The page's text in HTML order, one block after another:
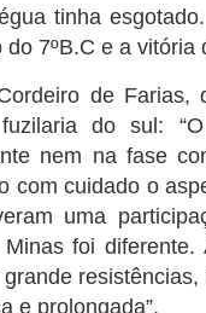
tinha
do 7ºB.C e a
de Farias,
do sul:
nem na fase
com cuidado o
uma
foi
e prolongada”.